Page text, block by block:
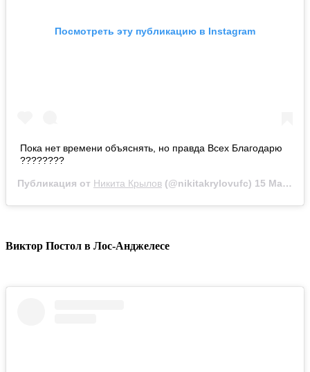
Посмотреть эту публикацию в Instagram
Пока нет времени объяснять, но правда Всех Благодарю
????????
Публикация от Никита Крылов (@nikitakrylovufc) 15 Мар 2020 в 5:22 PDT
Виктор Постол в Лос-Анджелесе